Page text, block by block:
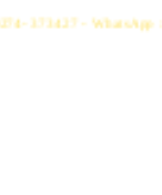
373427 -